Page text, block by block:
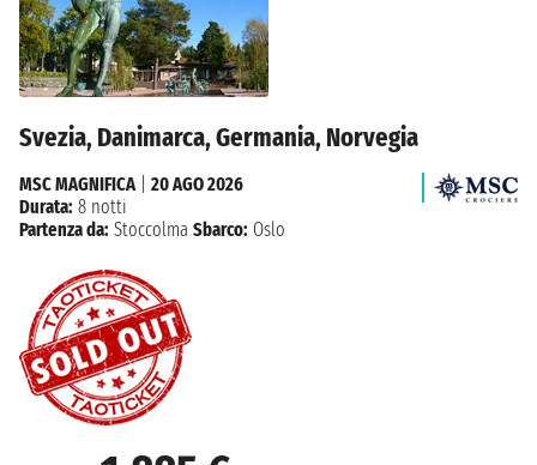
Svezia, Danimarca, Germania, Norvegia
MSC MAGNIFICA| 20 AGO 2026
Durata: 8 notti
Partenza da: Stoccolma Sbarco: Oslo